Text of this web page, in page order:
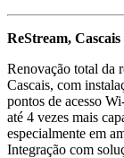
ReStream, Cascais
Renovação total da
Cascais, com
pontos de acesso
até 4 vezes mais
especialmente em
Integração com